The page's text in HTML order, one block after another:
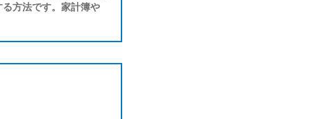
方法です。家計簿や